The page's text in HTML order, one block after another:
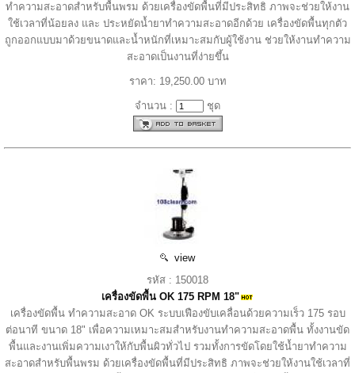
ทำความสะอาดสำหรับพื้นพรม ด้วยเครื่องขัดพื้นที่มีประสิทธิ ภาพจะช่วยให้งาน
ใช้เวลาที่น้อยลง และ ประหยัดน้ำยาทำความสะอาดอีกด้วย เครื่องขัดพื้นทุกตัว
ถูกออกแบบมาด้วยขนาดและน้ำหนักที่เหมาะสมกับผู้ใช้งาน ช่วยให้งานทำความ
สะอาดเป็นงานที่ง่ายขึ้น
ราคา: 19,250.00 บาท
จำนวน : ชุด
view
รหัส : 150018
เครื่องขัดพื้น OK 175 RPM 18"
เครื่องขัดพื้น ทำความสะอาด OK ระบบเฟืองขับเคลื่อนด้วยความเร็ว 175 รอบ
ต่อนาที ขนาด 18" เพื่อความเหมาะสมสำหรับงานทำความสะอาดพื้น ทั้งงานขัด
พื้นและงานเพิ่มความเงาให้กับพื้นผิวทั่วไป รวมทั้งการขัดโดยใช้น้ำยาทำความ
สะอาดสำหรับพื้นพรม ด้วยเครื่องขัดพื้นที่มีประสิทธิ ภาพจะช่วยให้งานใช้เวลาที่